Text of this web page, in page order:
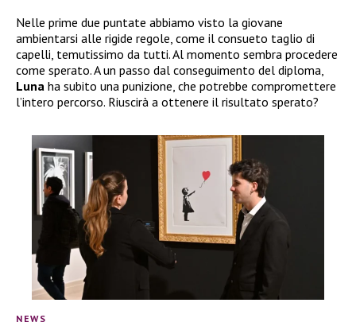
Nelle prime due puntate abbiamo visto la giovane
ambientarsi alle rigide regole, come il consueto taglio di
capelli, temutissimo da tutti. Al momento sembra procedere
come sperato. A un passo dal conseguimento del diploma,
Luna ha subito una punizione, che potrebbe compromettere
l’intero percorso. Riuscirà a ottenere il risultato sperato?
NEWS